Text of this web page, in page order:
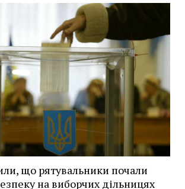
що рятувальники почали
на виборчих дільницях